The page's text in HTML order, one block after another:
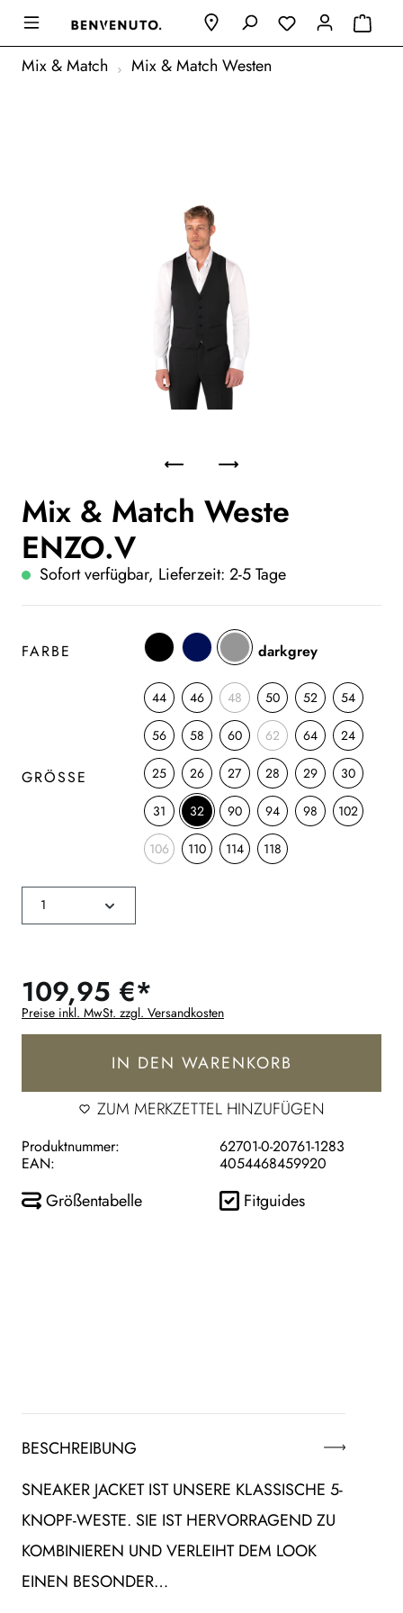
Mix & Match Mix & Match Westen
Mix & Match Weste
ENZO.V
Sofort verfügbar, Lieferzeit: 2-5 Tage
FARBE darkgrey
GRÖSSE
44 46 48 50 52 54
56 58 60 62 64 24
25 26 27 28 29 30
31 32 90 94 98 102
106 110 114 118
109,95 €*
Preise inkl. MwSt. zzgl. Versandkosten
IN DEN WARENKORB
ZUM MERKZETTEL HINZUFÜGEN
Produktnummer:
62701-0-20761-1283
EAN:
4054468459920
Größentabelle Fitguides
BESCHREIBUNG
SNEAKER JACKET IST UNSERE KLASSISCHE 5-
KNOPF-WESTE. SIE IST HERVORRAGEND ZU
KOMBINIEREN UND VERLEIHT DEM LOOK
EINEN BESONDER…